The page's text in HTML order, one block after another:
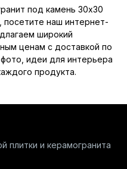
под камень 30x30
посетите наш интернет-
широкий
ценам с доставкой по
идеи для интерьера
продукта.
плитки и керамогранита